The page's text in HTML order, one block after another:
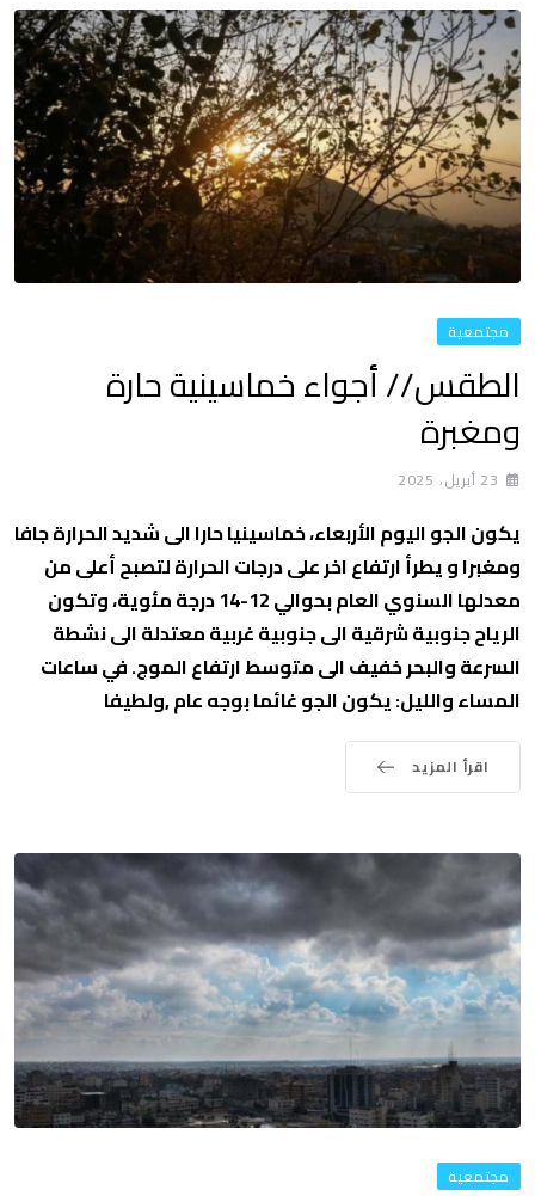
مجتمعية
الطقس// أجواء خماسينية حارة
ومغبرة
23 أبريل، 2025
يكون الجو اليوم الأربعاء، خماسينيا حارا الى شديد الحرارة جافا
ومغبرا و يطرأ ارتفاع اخر على درجات الحرارة لتصبح أعلى من
معدلها السنوي العام بحوالي 12-14 درجة مئوية، وتكون
الرياح جنوبية شرقية الى جنوبية غربية معتدلة الى نشطة
السرعة والبحر خفيف الى متوسط ارتفاع الموج. في ساعات
المساء والليل: يكون الجو غائما بوجه عام ,ولطيفا
اقرأ المزيد
مجتمعية